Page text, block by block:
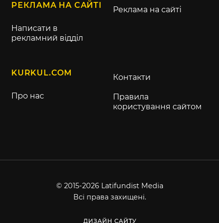
РЕКЛАМА НА САЙТІ
Написати в
рекламний відділ
Реклама на сайті
KURKUL.COM
Про нас
Контакти
Правила
користування сайтом
© 2015-2026 Latifundist Media
Всі права захищені.